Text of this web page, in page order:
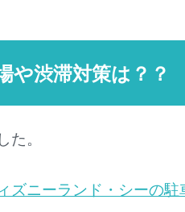
や渋滞対策は？？
た。
ズニーランド・シーの駐